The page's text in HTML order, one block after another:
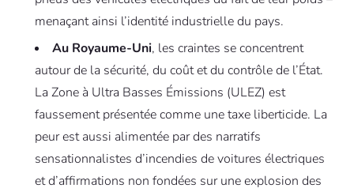
menaçant ainsi l’identité industrielle du pays.
Au Royaume-Uni, les craintes se concentrent
autour de la sécurité, du coût et du contrôle de l’État.
La Zone à Ultra Basses Émissions (ULEZ) est
faussement présentée comme une taxe liberticide. La
peur est aussi alimentée par des narratifs
sensationnalistes d’incendies de voitures électriques
et d’affirmations non fondées sur une explosion des